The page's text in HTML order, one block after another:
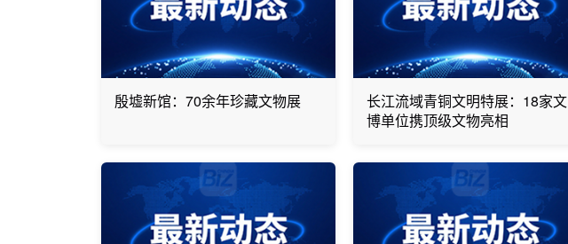
殷墟新馆：70余年珍藏文物展
长江流域青铜文明特展：18家文
博单位携顶级文物亮相